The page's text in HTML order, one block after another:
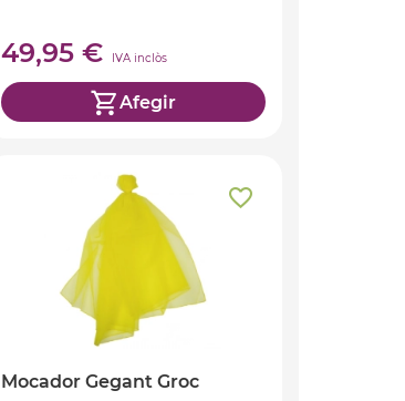
49,95 € IVA inclòs
Afegir
Mocador Gegant Groc